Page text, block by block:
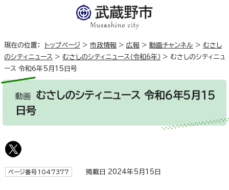
現在の位置： トップページ > 市政情報 > 広報 > 動画チャンネル > むさし
のシティニュース > むさしのシティニュース（令和6年） > むさしのシティニュ
ース 令和6年5月15日号
動画 むさしのシティニュース 令和6年5月15
日号
ページ番号1047377 掲載日 2024年5月15日